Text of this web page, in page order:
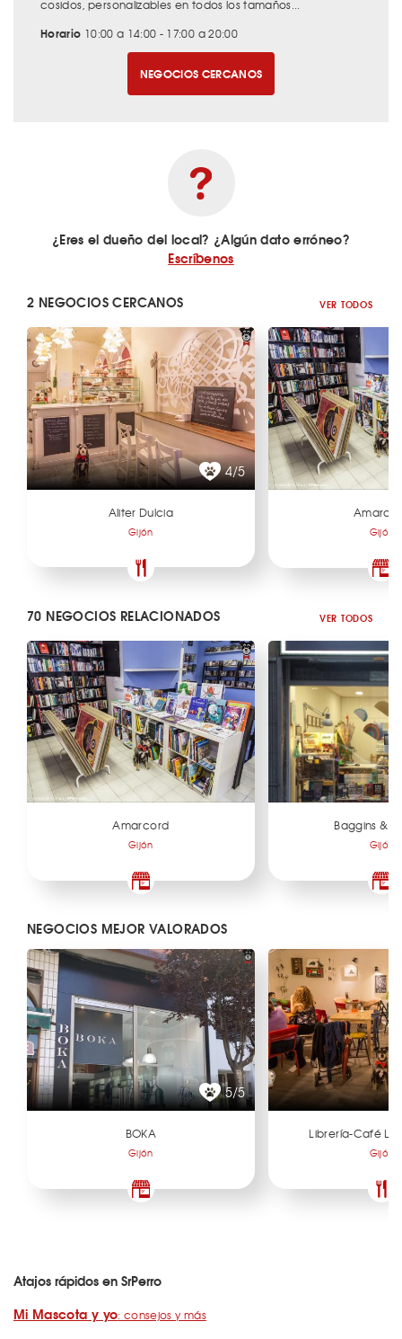
cosidos, personalizables en todos los tamaños...
Horario 10:00 a 14:00 - 17:00 a 20:00
NEGOCIOS CERCANOS
¿Eres el dueño del local? ¿Algún dato erróneo?
Escríbenos
2 NEGOCIOS CERCANOS VER TODOS
4/5
Aliter Dulcia
Gijón Gijón
70 NEGOCIOS RELACIONADOS VER TODOS
Amarcord
Gijón
Baggins &
Gijón
NEGOCIOS MEJOR VALORADOS
5/5
BOKA
Gijón
Librería-Café La
Gijón
Atajos rápidos en SrPerro
Mi Mascota y yo: consejos y más